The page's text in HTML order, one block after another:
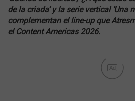
de la criada’ y la serie vertical ‘Una
complementan el line-up que
el Content Americas 2026.
Ad